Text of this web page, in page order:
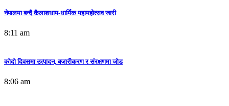
नेपालमा बन्दै कैलाशधाम-धार्मिक महामहोत्सव जारी
8:11 am
कोदो दिवसमा उत्पादन, बजारीकरण र संरक्षणमा जोड
8:06 am